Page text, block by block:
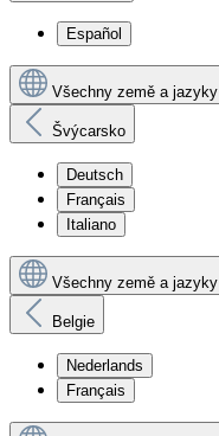
Español
Všechny země a jazyky
Švýcarsko
Deutsch
Français
Italiano
Všechny země a jazyky
Belgie
Nederlands
Français